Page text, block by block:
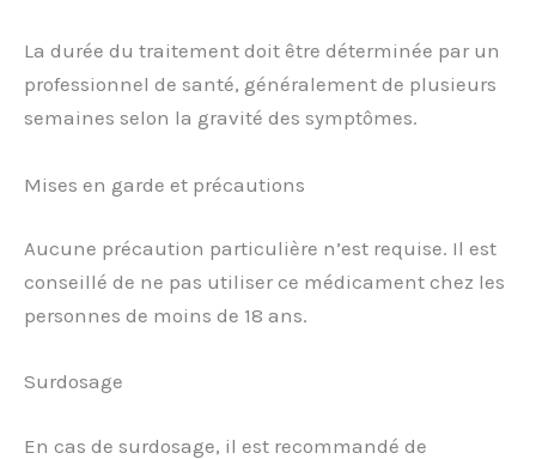
La durée du traitement doit être déterminée par un
professionnel de santé, généralement de plusieurs
semaines selon la gravité des symptômes.
Mises en garde et précautions
Aucune précaution particulière n’est requise. Il est
conseillé de ne pas utiliser ce médicament chez les
personnes de moins de 18 ans.
Surdosage
En cas de surdosage, il est recommandé de